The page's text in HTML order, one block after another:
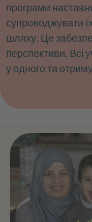
програми
супроводжувати
шляху. Це
перспективи. Всі
у одного та